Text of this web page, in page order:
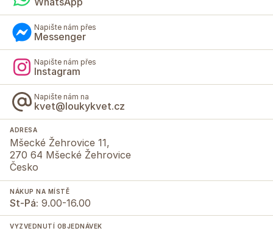
Napište nám přes
Messenger
Napište nám přes
Instagram
Napište nám na
kvet@loukykvet.cz
ADRESA
Mšecké Žehrovice 11,
270 64 Mšecké Žehrovice
Česko
NÁKUP NA MÍSTĚ
St-Pá: 9.00-16.00
VYZVEDNUTÍ OBJEDNÁVEK